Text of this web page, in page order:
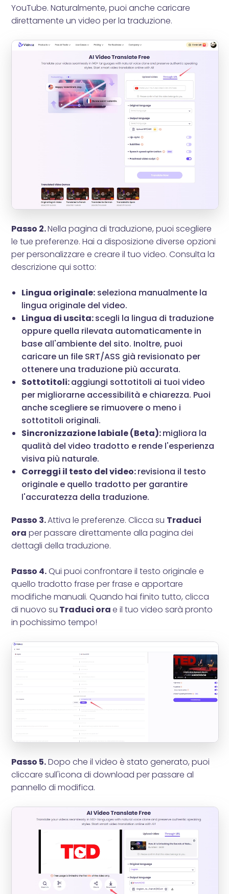
YouTube. Naturalmente, puoi anche caricare
direttamente un video per la traduzione.
Passo 2.Nella pagina di traduzione, puoi scegliere
le tue preferenze. Hai a disposizione diverse opzioni
per personalizzare e creare il tuo video. Consulta la
descrizione qui sotto:
Lingua originale: seleziona manualmente la
lingua originale del video.
Lingua di uscita:scegli la lingua di traduzione
oppure quella rilevata automaticamente in
base all'ambiente del sito. Inoltre, puoi
caricare un file SRT/ASS già revisionato per
ottenere una traduzione più accurata.
Sottotitoli:aggiungi sottotitoli ai tuoi video
per migliorarne accessibilità e chiarezza. Puoi
anche scegliere se rimuovere o meno i
sottotitoli originali.
Sincronizzazione labiale (Beta):migliora la
qualità del video tradotto e rende l'esperienza
visiva più naturale.
Correggi il testo del video:revisiona il testo
originale e quello tradotto per garantire
l'accuratezza della traduzione.
Passo 3.Attiva le preferenze. Clicca su Traduci
ora per passare direttamente alla pagina dei
dettagli della traduzione.
Passo 4.Qui puoi confrontare il testo originale e
quello tradotto frase per frase e apportare
modifiche manuali. Quando hai finito tutto, clicca
di nuovo su Traduci orae il tuo video sarà pronto
in pochissimo tempo!
Passo 5.Dopo che il video è stato generato, puoi
cliccare sull'icona di download per passare al
pannello di modifica.